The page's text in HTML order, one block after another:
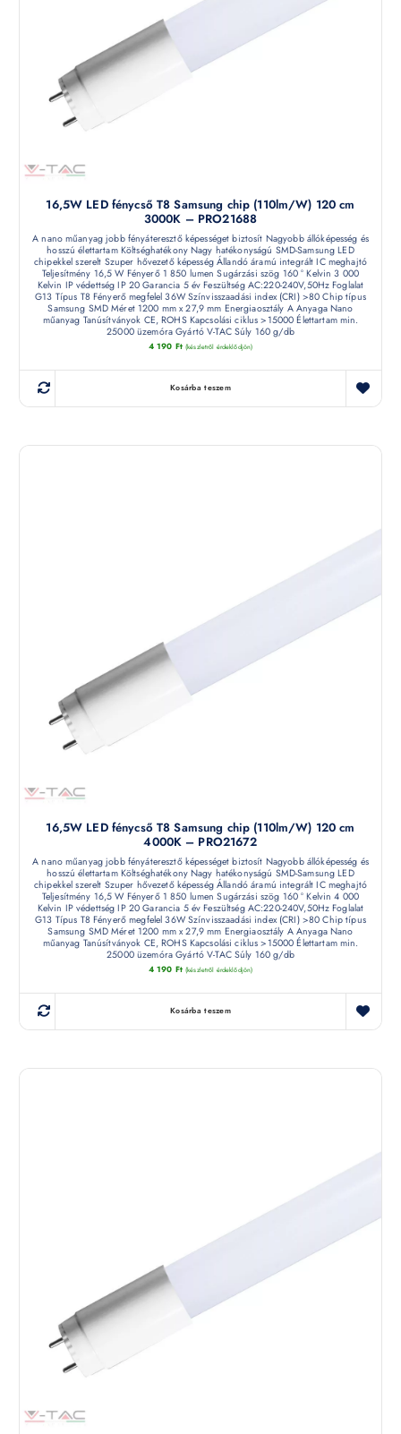
16,5W LED fénycső T8 Samsung chip (110lm/W) 120 cm
3000K – PRO21688
A nano műanyag jobb fényáteresztő képességet biztosít Nagyobb állóképesség és
hosszú élettartam Költséghatékony Nagy hatékonyságú SMD-Samsung LED
chipekkel szerelt Szuper hővezető képesség Állandó áramú integrált IC meghajtó
Teljesítmény 16,5 W Fényerő 1 850 lumen Sugárzási szög 160 ° Kelvin 3 000
Kelvin IP védettség IP 20 Garancia 5 év Feszültség AC:220-240V,50Hz Foglalat
G13 Típus T8 Fényerő megfelel 36W Színvisszaadási index (CRI) >80 Chip típus
Samsung SMD Méret 1200 mm x 27,9 mm Energiaosztály A Anyaga Nano
műanyag Tanúsítványok CE, ROHS Kapcsolási ciklus >15000 Élettartam min.
25000 üzemóra Gyártó V-TAC Súly 160 g/db
4 190 Ft (készletről érdeklődjön)
Kosárba teszem
16,5W LED fénycső T8 Samsung chip (110lm/W) 120 cm
4000K – PRO21672
A nano műanyag jobb fényáteresztő képességet biztosít Nagyobb állóképesség és
hosszú élettartam Költséghatékony Nagy hatékonyságú SMD-Samsung LED
chipekkel szerelt Szuper hővezető képesség Állandó áramú integrált IC meghajtó
Teljesítmény 16,5 W Fényerő 1 850 lumen Sugárzási szög 160 ° Kelvin 4 000
Kelvin IP védettség IP 20 Garancia 5 év Feszültség AC:220-240V,50Hz Foglalat
G13 Típus T8 Fényerő megfelel 36W Színvisszaadási index (CRI) >80 Chip típus
Samsung SMD Méret 1200 mm x 27,9 mm Energiaosztály A Anyaga Nano
műanyag Tanúsítványok CE, ROHS Kapcsolási ciklus >15000 Élettartam min.
25000 üzemóra Gyártó V-TAC Súly 160 g/db
4 190 Ft (készletről érdeklődjön)
Kosárba teszem